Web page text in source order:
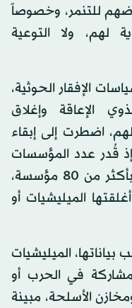
للتنمر، وخصوصاً
لهم، ولا التوعية
الإفقار الحوثية،
الإعاقة وإغلاق
اضطرت إلى إبقاء
إذ قُدر عدد المؤسسات
التي أغلقت أو قلصت أنشطتها بأكثر من 80 مؤسسة،
من 60 مدرسة أغلقتها الميليشيات أو
الميليشيات
في الحرب أو
الأسلحة، مبينة